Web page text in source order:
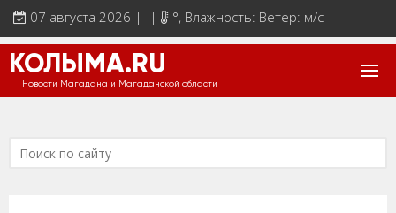
07 августа 2026 | | °, Влажность: Ветер: м/с
КОЛЫМА.RU
Новости Магадана и Магаданской области